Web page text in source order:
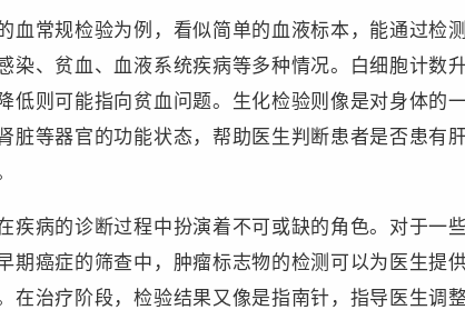
常规检验为例，看似简单的血液标本，能通过检
染、贫血、血液系统疾病等多种情况。白细胞计数
低则可能指向贫血问题。生化检验则像是对身体的
脏等器官的功能状态，帮助医生判断患者是否患有
病的诊断过程中扮演着不可或缺的角色。对于一
期癌症的筛查中，肿瘤标志物的检测可以为医生提
在治疗阶段，检验结果又像是指南针，指导医生调